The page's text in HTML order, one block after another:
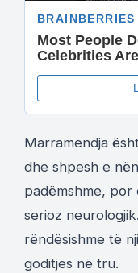
Marramendja
dhe shpesh e
padëmshme, por
serioz
rëndësishme të
goditjes në tru.